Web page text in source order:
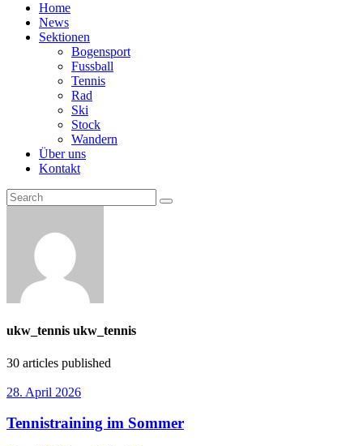
Home
News
Sektionen
Bogensport
Fussball
Tennis
Rad
Ski
Stock
Wandern
Über uns
Kontakt
ukw_tennis ukw_tennis
30 articles published
28. April 2026
Tennistraining im Sommer